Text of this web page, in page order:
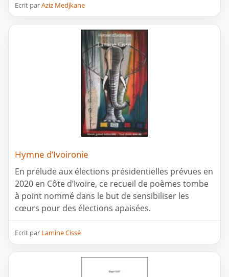
Ecrit parAziz Medjkane
Hymne d’Ivoironie
En prélude aux élections présidentielles prévues en
2020 en Côte d’Ivoire, ce recueil de poèmes tombe
à point nommé dans le but de sensibiliser les
cœurs pour des élections apaisées.
Ecrit par Lamine Cissé